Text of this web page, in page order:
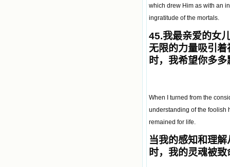
which drew Him as with an
ingratitude of the mortals.
45.我最亲爱的女
无限的力量吸引
时，我希望你多
When I turned from the
understanding of the foolish
remained for life.
当我的感知和理
时，我的灵魂被